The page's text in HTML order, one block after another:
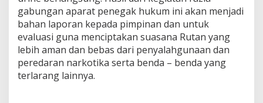
gabungan aparat penegak hukum ini akan menjadi
bahan laporan kepada pimpinan dan untuk
evaluasi guna menciptakan suasana Rutan yang
lebih aman dan bebas dari penyalahgunaan dan
peredaran narkotika serta benda – benda yang
terlarang lainnya.